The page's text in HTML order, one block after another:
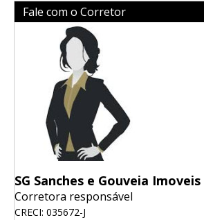
Fale com o Corretor
SG Sanches e Gouveia Imoveis
Corretora responsável
CRECI: 035672-J